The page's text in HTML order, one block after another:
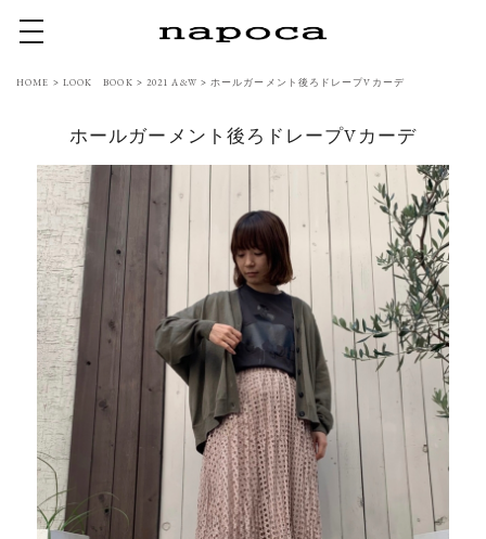
toggle navigation
HOME > LOOK BOOK > 2021 A&W >ホールガーメント後ろドレープVカーデ
ホールガーメント後ろドレープVカーデ